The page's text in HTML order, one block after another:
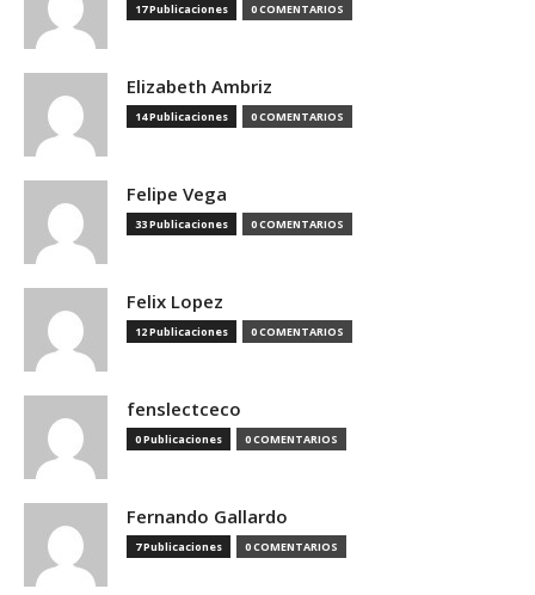
17 Publicaciones 0 COMENTARIOS
Elizabeth Ambriz
14 Publicaciones 0 COMENTARIOS
Felipe Vega
33 Publicaciones 0 COMENTARIOS
Felix Lopez
12 Publicaciones 0 COMENTARIOS
fenslectceco
0 Publicaciones 0 COMENTARIOS
Fernando Gallardo
7 Publicaciones 0 COMENTARIOS